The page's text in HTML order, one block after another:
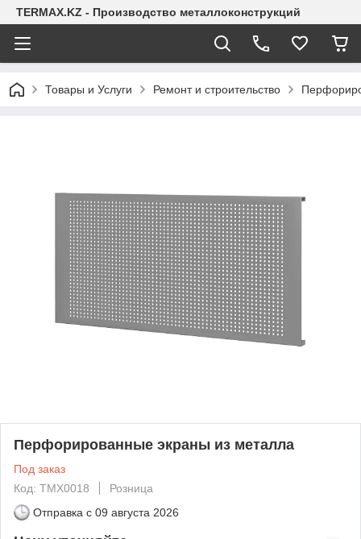
TERMAX.KZ - Производство металлоконструкций
Товары и Услуги Ремонт и строительство
Перфорированные экраны из металла
Под заказ
Код: TMX0018
Розница
Отправка с 09 августа 2026